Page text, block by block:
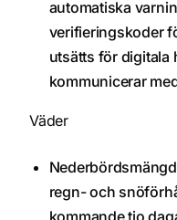
automatiska
verifieringskoder
utsätts för digitala
kommunicerar
Väder
regn- och